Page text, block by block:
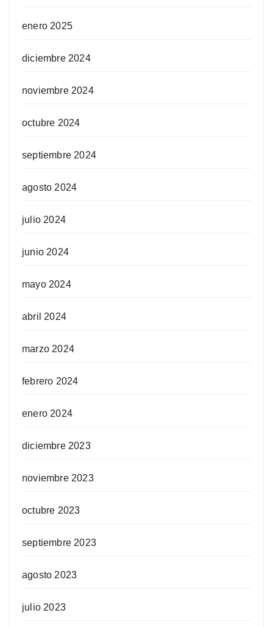
enero 2025
diciembre 2024
noviembre 2024
octubre 2024
septiembre 2024
agosto 2024
julio 2024
junio 2024
mayo 2024
abril 2024
marzo 2024
febrero 2024
enero 2024
diciembre 2023
noviembre 2023
octubre 2023
septiembre 2023
agosto 2023
julio 2023